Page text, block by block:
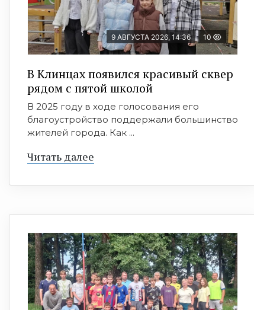
9 АВГУСТА 2026, 14:36 10
В Клинцах появился красивый сквер
рядом с пятой школой
В 2025 году в ходе голосования его
благоустройство поддержали большинство
жителей города. Как ...
Читать далее